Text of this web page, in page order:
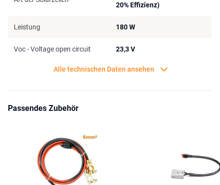
Kastenwagen (u.a. Offroad-Fahrzeuge wie Land Rover Defender)
Portable Power Station kombinieren möchten, empfehlen wir,
20% Effizienz)
Leistung 180 W
Voc - Voltage open circuit 23,3 V
Alle technischen Daten ansehen
Passendes Zubehör